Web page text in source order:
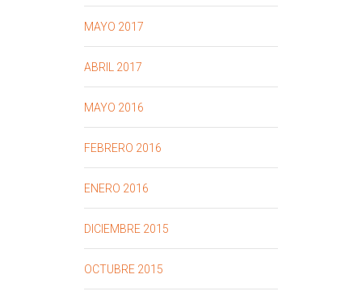
MAYO 2017
ABRIL 2017
MAYO 2016
FEBRERO 2016
ENERO 2016
DICIEMBRE 2015
OCTUBRE 2015